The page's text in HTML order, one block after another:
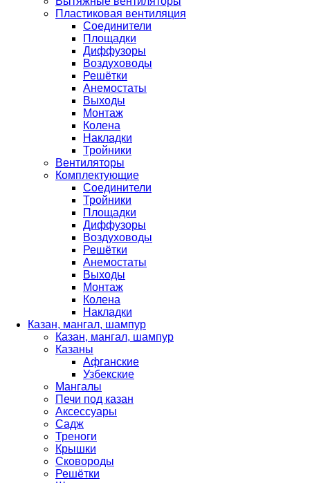
Пластиковая вентиляция
Соединители
Площадки
Диффузоры
Воздуховоды
Решётки
Анемостаты
Выходы
Монтаж
Колена
Накладки
Тройники
Вентиляторы
Комплектующие
Соединители
Тройники
Площадки
Диффузоры
Воздуховоды
Решётки
Анемостаты
Выходы
Монтаж
Колена
Накладки
Казан, мангал, шампур
Казан, мангал, шампур
Казаны
Афганские
Узбекские
Мангалы
Печи под казан
Аксессуары
Садж
Треноги
Крышки
Сковороды
Решётки